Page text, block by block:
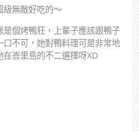
級無敵好吃的～
個烤鴨狂，上輩子應該跟鴨子
不可，她對鴨料理可是非常地
峇里島的不二選擇呀XD